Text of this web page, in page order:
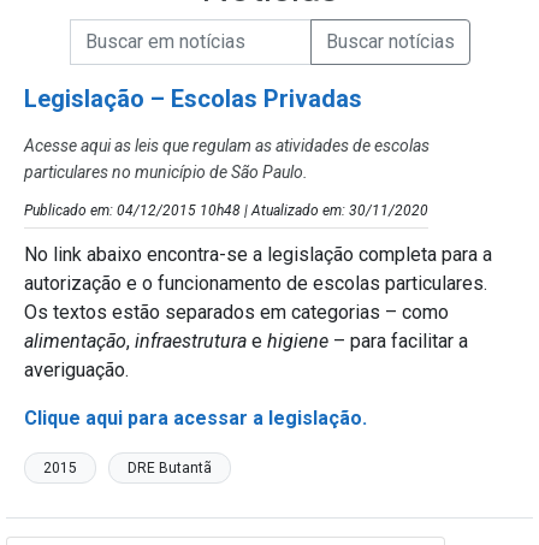
Campo de Busca de Notícias
Campo de Busca de informaçõesEnviar a Busca de Notícias
Legislação – Escolas Privadas
Acesse aqui as leis que regulam as atividades de escolas
particulares no município de São Paulo.
Publicado em: 04/12/2015 10h48 | Atualizado em: 30/11/2020
No link abaixo encontra-se a legislação completa para a
autorização e o funcionamento de escolas particulares.
Os textos estão separados em categorias – como
alimentação, infraestrutura e higiene – para facilitar a
averiguação.
Clique aqui para acessar a legislação.
2015 DRE Butantã